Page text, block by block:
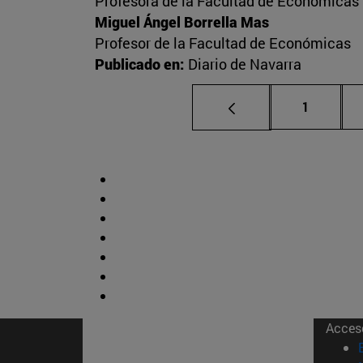
Miguel Ángel Borrella Mas
Profesor de la Facultad de Económicas
Publicado en: Diario de Navarra
Página
1